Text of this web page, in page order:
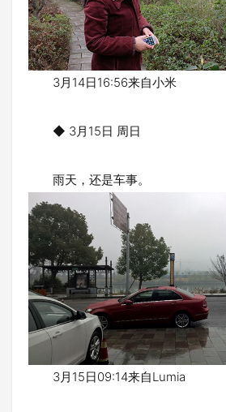
3月14日16:56来自小米
◆ 3月15日 周日
雨天，还是车事。
3月15日09:14来自Lumia